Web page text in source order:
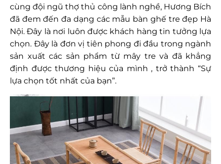
cùng đội ngũ thợ thủ công lành nghề, Hương Bích
đã đem đến đa dạng các mẫu bàn ghế tre đẹp Hà
Nội. Đây là nơi luôn được khách hàng tin tưởng lựa
chọn. Đây là đơn vị tiên phong đi đầu trong ngành
sản xuất các sản phẩm từ mây tre và đã khẳng
định được thương hiệu của mình , trở thành “Sự
lựa chọn tốt nhất của bạn”.